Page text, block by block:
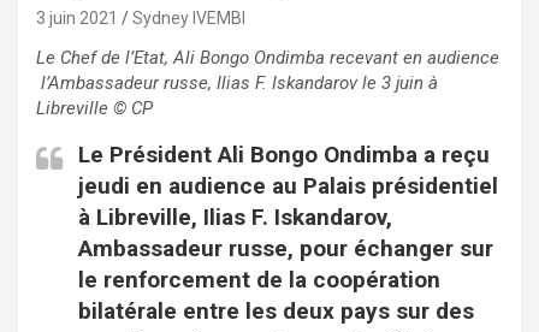
3 juin 2021 Sydney IVEMBI
Le Chef de l’Etat, Ali Bongo Ondimba recevant en audience
l’Ambassadeur russe, Ilias F. Iskandarov le 3 juin à
Libreville © CP
Le Président Ali Bongo Ondimba a reçu
jeudi en audience au Palais présidentiel
à Libreville, Ilias F. Iskandarov,
Ambassadeur russe, pour échanger sur
le renforcement de la coopération
bilatérale entre les deux pays sur des